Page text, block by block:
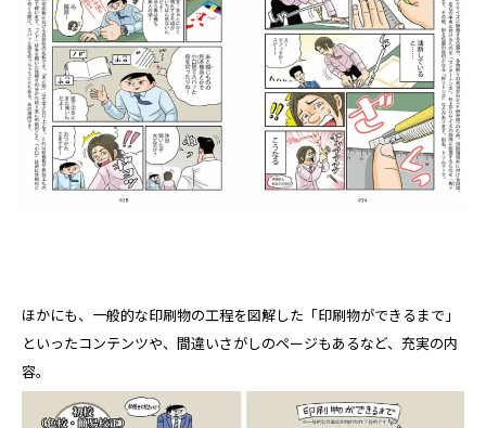
ほかにも、一般的な印刷物の工程を図解した「印刷物ができるまで」
といったコンテンツや、間違いさがしのページもあるなど、充実の内
容。